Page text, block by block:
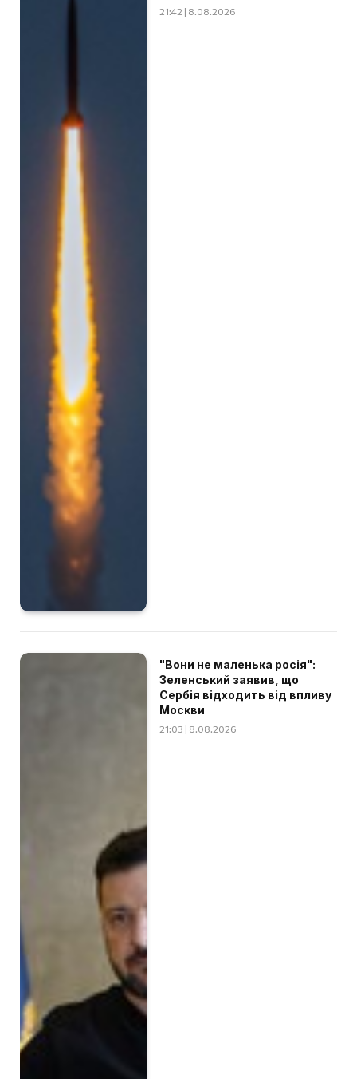
21:42 | 8.08.2026
"Вони не маленька росія":
Зеленський заявив, що
Сербія відходить від впливу
Москви
21:03 | 8.08.2026